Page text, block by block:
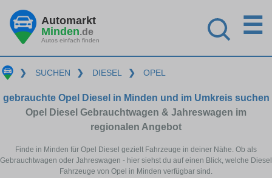
Automarkt
Minden.de
Autos einfach finden
☰
❯ SUCHEN ❯ DIESEL ❯ OPEL
gebrauchte Opel Diesel in Minden und im Umkreis suchen
Opel Diesel Gebrauchtwagen & Jahreswagen im
regionalen Angebot
Finde in Minden für Opel Diesel gezielt Fahrzeuge in deiner Nähe. Ob als
Gebrauchtwagen oder Jahreswagen - hier siehst du auf einen Blick, welche Diesel
Fahrzeuge von Opel in Minden verfügbar sind.